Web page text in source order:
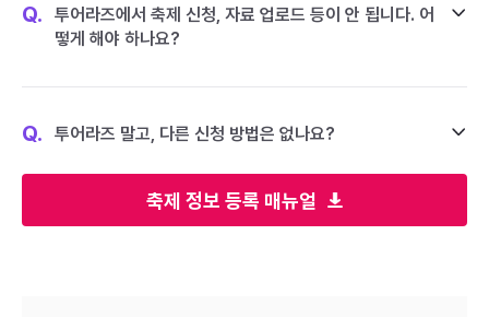
축제 정보 등록 매뉴얼
Q.
투어라즈에서 축제 신청, 자료 업로드 등이 안 됩니다. 어
떻게 해야 하나요?
Q. 투어라즈 말고, 다른 신청 방법은 없나요?